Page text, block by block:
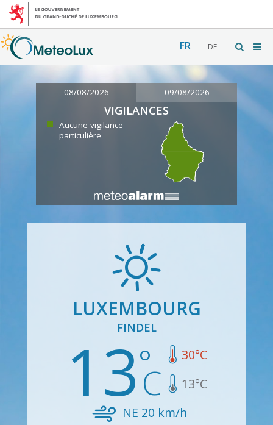
FR DE
08/08/2026 09/08/2026
VIGILANCES
Aucune vigilance
particulière
LUXEMBOURG
FINDEL
13 30°C
13°C
NE 20 km/h